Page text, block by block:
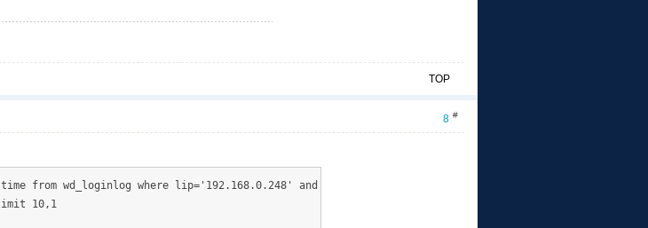
TOP
8 #
from wd_loginlog where lip='192.168.0.248' and
10,1